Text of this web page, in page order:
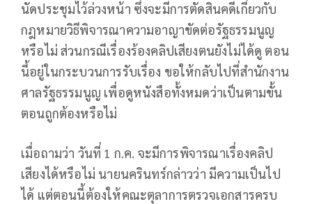
นัดประชุมไว้ล่วงหน้า ซึ่งจะมีการตัดสินคดีเกี่ยวกับ
กฎหมายวิธีพิจารณาความอาญาขัดต่อรัฐธรรมนูญ
หรือไม่ ส่วนกรณีเรื่องร้องคลิปเสียงตนยังไม่ได้ดู ตอน
นี้อยู่ในกระบวนการรับเรื่อง ขอให้กลับไปที่สำนักงาน
ศาลรัฐธรรมนูญ เพื่อดูหนังสือทั้งหมดว่าเป็นตามขั้น
ตอนถูกต้องหรือไม่
เมื่อถามว่า วันที่ 1 ก.ค. จะมีการพิจารณาเรื่องคลิป
เสียงได้หรือไม่ นายนครินทร์กล่าวว่า มีความเป็นไป
ได้ แต่ตอนนี้ต้องให้คณะตุลาการตรวจเอกสารครบ